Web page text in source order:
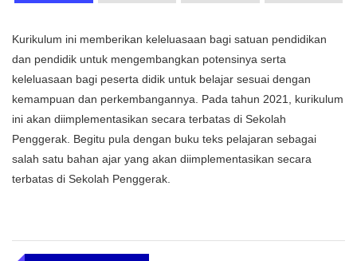
Kurikulum ini memberikan keleluasaan bagi satuan pendidikan
dan pendidik untuk mengembangkan potensinya serta
keleluasaan bagi peserta didik untuk belajar sesuai dengan
kemampuan dan perkembangannya. Pada tahun 2021, kurikulum
ini akan diimplementasikan secara terbatas di Sekolah
Penggerak. Begitu pula dengan buku teks pelajaran sebagai
salah satu bahan ajar yang akan diimplementasikan secara
terbatas di Sekolah Penggerak.